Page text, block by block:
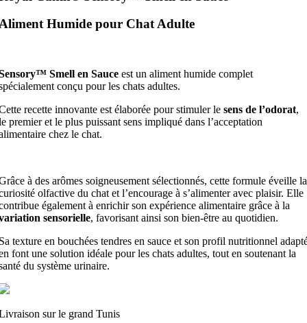
Humide pour Chat Adulte
Smell en Sauce est un aliment humide complet
conçu pour les chats adultes.
recette innovante est élaborée pour stimuler le sens de l’odorat,
premier et le plus puissant sens impliqué dans l’acceptation
chez le chat.
à des arômes soigneusement sélectionnés, cette formule éveille la
olfactive du chat et l’encourage à s’alimenter avec plaisir. Elle
également à enrichir son expérience alimentaire grâce à la
sensorielle, favorisant ainsi son bien-être au quotidien.
texture en bouchées tendres en sauce et son profil nutritionnel
font une solution idéale pour les chats adultes, tout en soutenant la
du système urinaire.
sur le grand Tunis